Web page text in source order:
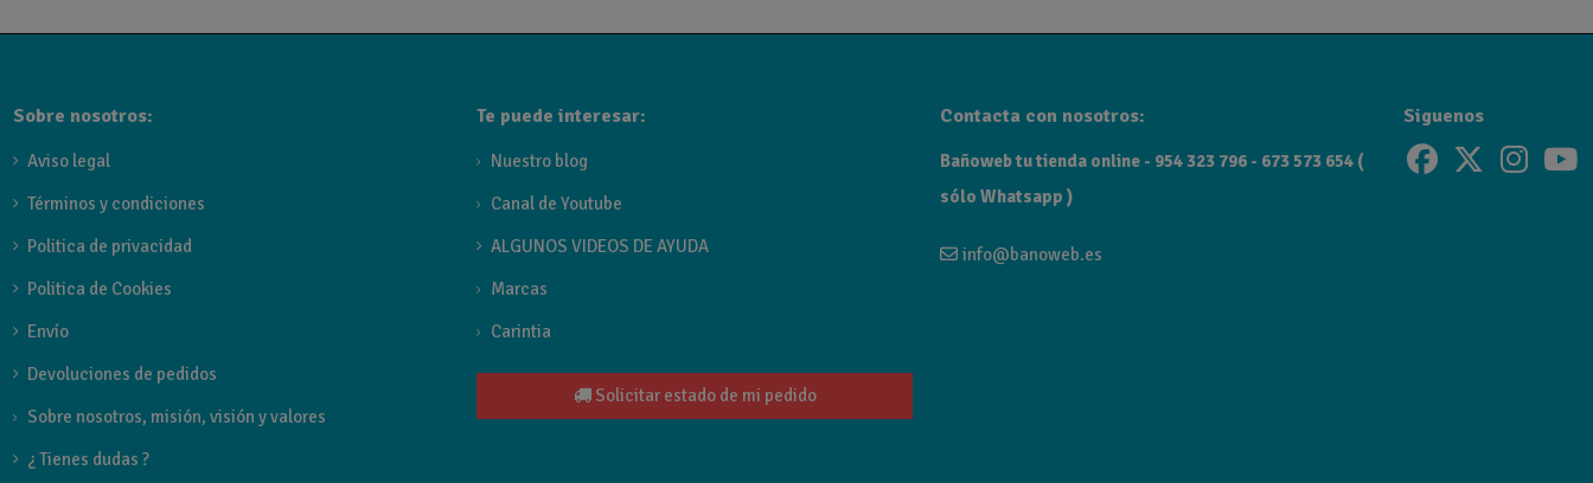
1 1/4".
Sobre nosotros:
Aviso legal
Términos y condiciones
Politica de privacidad
Politica de Cookies
Envío
Devoluciones de pedidos
Sobre nosotros, misión, visión y valores
¿ Tienes dudas ?
Te puede interesar:
Nuestro blog
Canal de Youtube
ALGUNOS VIDEOS DE AYUDA
Marcas
Carintia
Solicitar estado de mi pedido
Contacta con nosotros:
Bañoweb tu tienda online - 954 323 796 - 673 573 654 (
sólo Whatsapp )
info@banoweb.es
Siguenos